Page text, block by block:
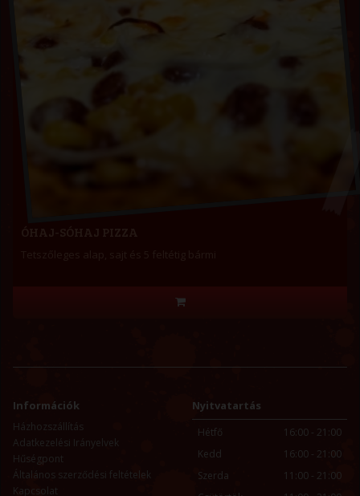
Információk
Házhozszállítás
Adatkezelési Irányelvek
Hűségpont
Általános szerződési feltételek
Kapcsolat
Nyitvatartás
Hétfő
Kedd
Szerda
16:00 - 21:00
16:00 - 21:00
11:00 - 21:00